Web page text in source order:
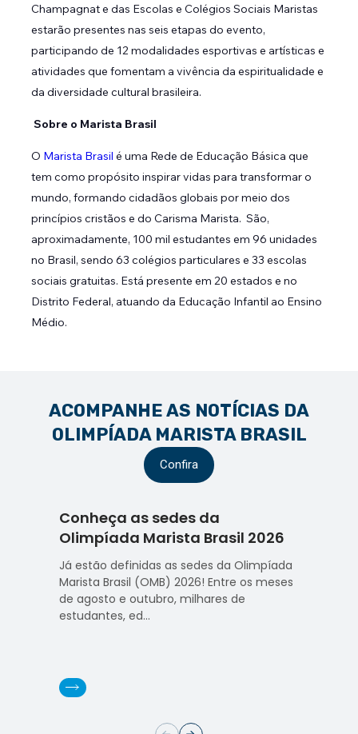
Champagnat e das Escolas e Colégios Sociais Maristas
estarão presentes nas seis etapas do evento,
participando de 12 modalidades esportivas e artísticas e
atividades que fomentam a vivência da espiritualidade e
da diversidade cultural brasileira.
Sobre o Marista Brasil
O Marista Brasil é uma Rede de Educação Básica que
tem como propósito inspirar vidas para transformar o
mundo, formando cidadãos globais por meio dos
princípios cristãos e do Carisma Marista. São,
aproximadamente, 100 mil estudantes em 96 unidades
no Brasil, sendo 63 colégios particulares e 33 escolas
sociais gratuitas. Está presente em 20 estados e no
Distrito Federal, atuando da Educação Infantil ao Ensino
Médio.
ACOMPANHE AS NOTÍCIAS DA
OLIMPÍADA MARISTA BRASIL
Confira
Conheça as sedes da
Olimpíada Marista Brasil 2026
Já estão definidas as sedes da Olimpíada
Marista Brasil (OMB) 2026! Entre os meses
de agosto e outubro, milhares de
estudantes, ed...